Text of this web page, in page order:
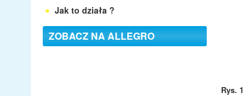
Jak to działa ?
ZOBACZ NA ALLEGRO
Rys. 1